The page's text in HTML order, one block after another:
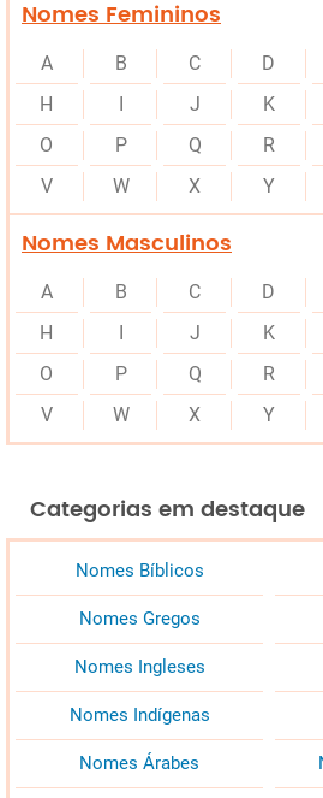
Nomes Femininos
A B C D
H
I J K
O
P Q R
V
W X Y
Nomes Masculinos
A B C D
H
I J K
O
P Q R
V
W X Y
Categorias em destaque
Nomes Bíblicos
Nomes Gregos
Nomes Ingleses
Nomes Indígenas
Nomes Árabes